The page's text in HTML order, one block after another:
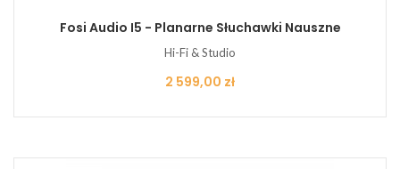
Fosi Audio I5 - Planarne Słuchawki Nauszne
Hi-Fi & Studio
Cena
2 599,00 zł